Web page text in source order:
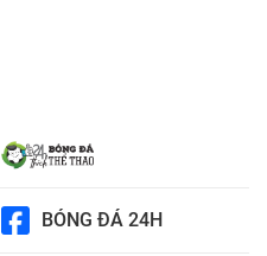
BÓNG ĐÁ 24H